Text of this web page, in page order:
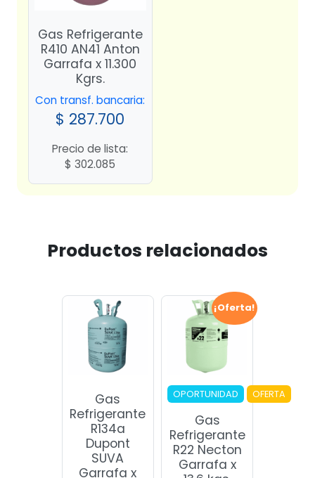
Gas Refrigerante
R410 AN41 Anton
Garrafa x 11.300
Kgrs.
Con transf. bancaria:
$ 287.700
Precio de lista:
$ 302.085
Productos relacionados
Gas
Refrigerante
R134a
Dupont
SUVA
Garrafa x
¡Oferta!
OPORTUNIDAD OFERTA
Gas
Refrigerante
R22 Necton
Garrafa x